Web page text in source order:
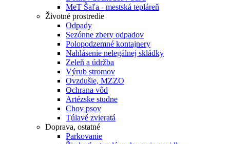
MeT Šaľa - mestská tepláreň
Životné prostredie
Odpady
Sezónne zbery odpadov
Polopodzemné kontajnery
Nahlásenie nelegálnej skládky
Zeleň a údržba
Výrub stromov
Ovzdušie, MZZO
Ochrana vôd
Artézske studne
Chov psov
Túlavé zvieratá
Doprava, ostatné
Parkovanie